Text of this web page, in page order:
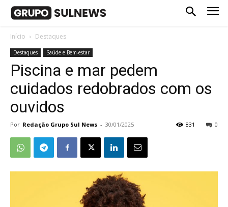
Início Destaques
Destaques Saúde e Bem-estar
Piscina e mar pedem
cuidados redobrados com os
ouvidos
Por Redação Grupo Sul News - 30/01/2025 0
831